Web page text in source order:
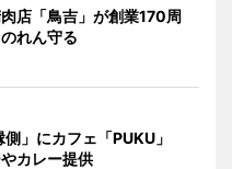
店「鳥吉」が創業170周
れん守る
側」にカフェ「PUKU」
カレー提供